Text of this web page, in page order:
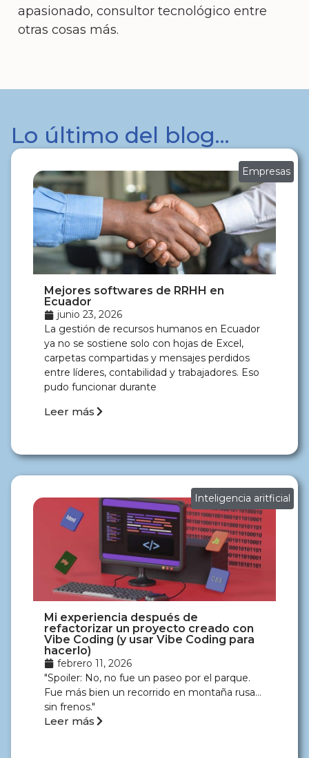
apasionado, consultor tecnológico entre
otras cosas más.
Lo último del blog...
Empresas
Mejores softwares de RRHH en
Ecuador
junio 23, 2026
La gestión de recursos humanos en Ecuador
ya no se sostiene solo con hojas de Excel,
carpetas compartidas y mensajes perdidos
entre líderes, contabilidad y trabajadores. Eso
pudo funcionar durante
Leer más
Inteligencia aritficial
Mi experiencia después de
refactorizar un proyecto creado con
Vibe Coding (y usar Vibe Coding para
hacerlo)
febrero 11, 2026
"Spoiler: No, no fue un paseo por el parque.
Fue más bien un recorrido en montaña rusa…
sin frenos."
Leer más